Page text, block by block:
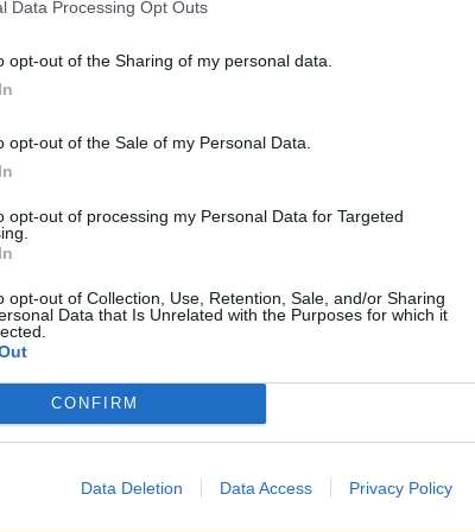
Data Processing Opt Outs
opt-out of the Sharing of my personal data.
opt-out of the Sale of my Personal Data.
opt-out of processing my Personal Data for Targeted
opt-out of Collection, Use, Retention, Sale, and/or Sharing
Data that Is Unrelated with the Purposes for which it
CONFIRM
Data Deletion Data Access Privacy Policy
dell'ordine democratico e per due
anche di aver concorso nella
di attentato a impianti di pubblica utilità,
di pubblico servizio e istigazione per
aggravati dalla finalità di terrorismo. In
compiuta il 14 febbraio 2026 ai
rete ferroviaria dell'Alta Velocità Roma-
l'uso di esplosivi rudimentali che hanno
all'infrastruttura.